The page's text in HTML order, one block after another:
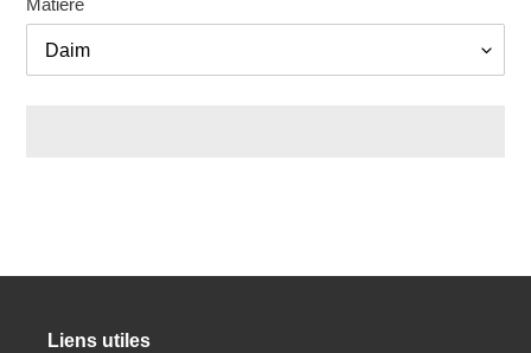
Matière
Liens utiles